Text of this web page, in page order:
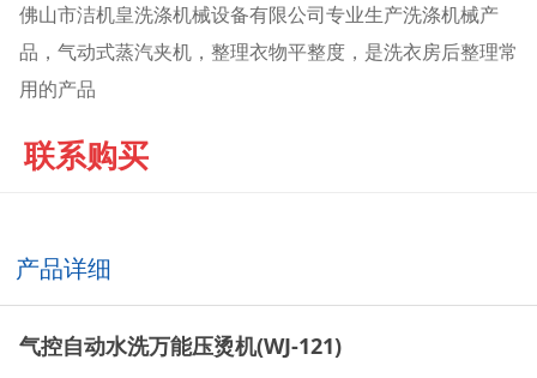
佛山市洁机皇洗涤机械设备有限公司专业生产洗涤机械产
品，气动式蒸汽夹机，整理衣物平整度，是洗衣房后整理常
用的产品
联系购买
产品详细
气控自动水洗万能压烫机(WJ-121)